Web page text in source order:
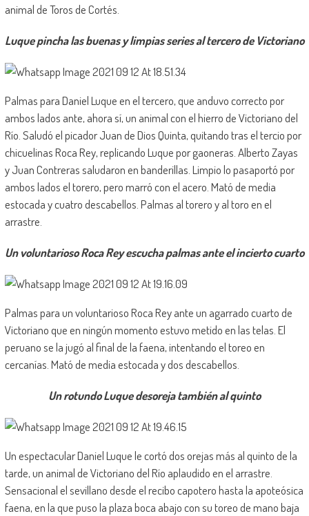
animal de Toros de Cortés.
Luque pincha las buenas y limpias series al tercero de Victoriano
Palmas para Daniel Luque en el tercero, que anduvo correcto por
ambos lados ante, ahora sí, un animal con el hierro de Victoriano del
Río. Saludó el picador Juan de Dios Quinta, quitando tras el tercio por
chicuelinas Roca Rey, replicando Luque por gaoneras. Alberto Zayas
y Juan Contreras saludaron en banderillas. Limpio lo pasaportó por
ambos lados el torero, pero marró con el acero. Mató de media
estocada y cuatro descabellos. Palmas al torero y al toro en el
arrastre.
Un voluntarioso Roca Rey escucha palmas ante el incierto cuarto
Palmas para un voluntarioso Roca Rey ante un agarrado cuarto de
Victoriano que en ningún momento estuvo metido en las telas. El
peruano se la jugó al final de la faena, intentando el toreo en
cercanías. Mató de media estocada y dos descabellos.
Un rotundo Luque desoreja también al quinto
Un espectacular Daniel Luque le cortó dos orejas más al quinto de la
tarde, un animal de Victoriano del Río aplaudido en el arrastre.
Sensacional el sevillano desde el recibo capotero hasta la apoteósica
faena, en la que puso la plaza boca abajo con su toreo de mano baja